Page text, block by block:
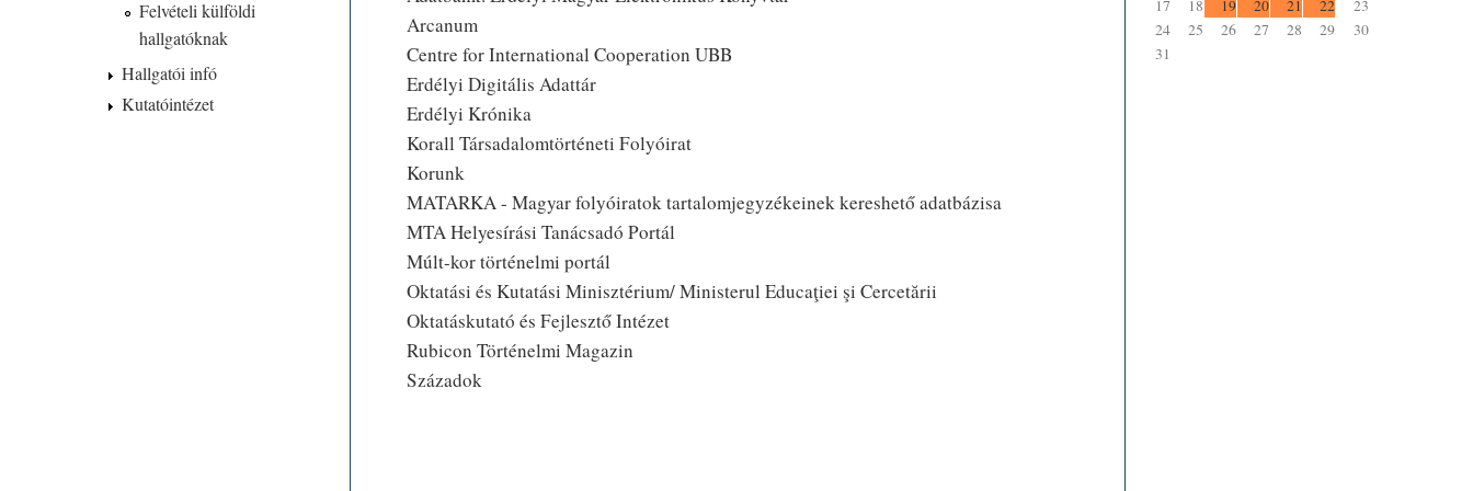
Felvételi külföldi
hallgatóknak
Hallgatói infó
Kutatóintézet
Arcanum
Centre for International Cooperation UBB
Erdélyi Digitális Adattár
Erdélyi Krónika
Korall Társadalomtörténeti Folyóirat
Korunk
MATARKA - Magyar folyóiratok tartalomjegyzékeinek kereshető adatbázisa
MTA Helyesírási Tanácsadó Portál
Múlt-kor történelmi portál
Oktatási és Kutatási Minisztérium/ Ministerul Educaţiei şi Cercetării
Oktatáskutató és Fejlesztő Intézet
Rubicon Történelmi Magazin
Századok
17
18 19 20 21 22
23
24
25 26 27 28 29
30
31